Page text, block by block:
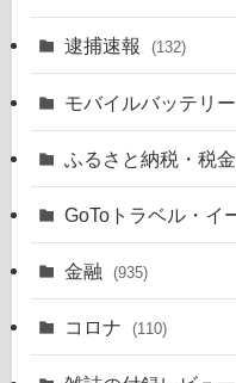
逮捕速報 (132)
モバイルバッテリ
ふるさと納税・税
GoToトラベル・イ
金融 (935)
コロナ (110)